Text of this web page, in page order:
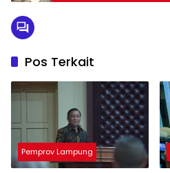
Pos Terkait
Pemprov Lampung